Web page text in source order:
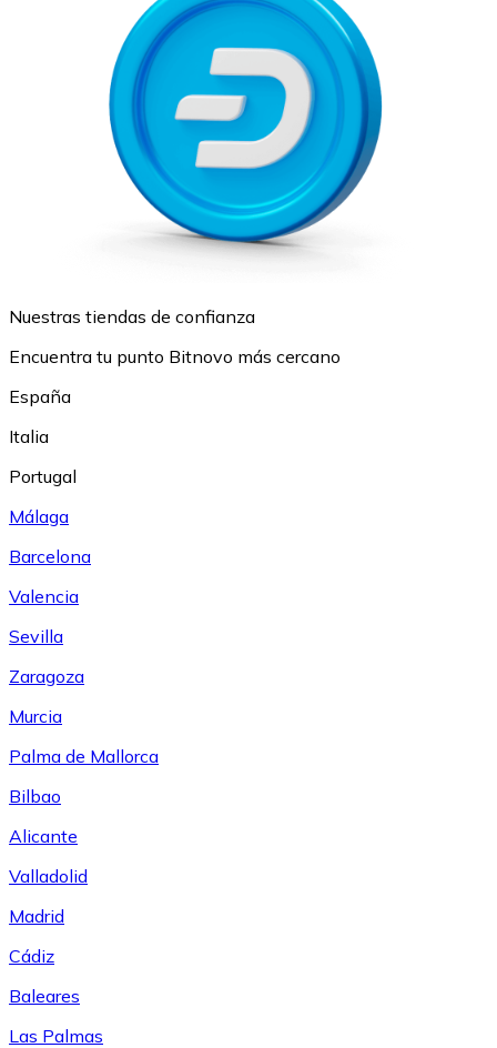
Nuestras tiendas de confianza
Encuentra tu punto Bitnovo más cercano
España
Italia
Portugal
Málaga
Barcelona
Valencia
Sevilla
Zaragoza
Murcia
Palma de Mallorca
Bilbao
Alicante
Valladolid
Madrid
Cádiz
Baleares
Las Palmas